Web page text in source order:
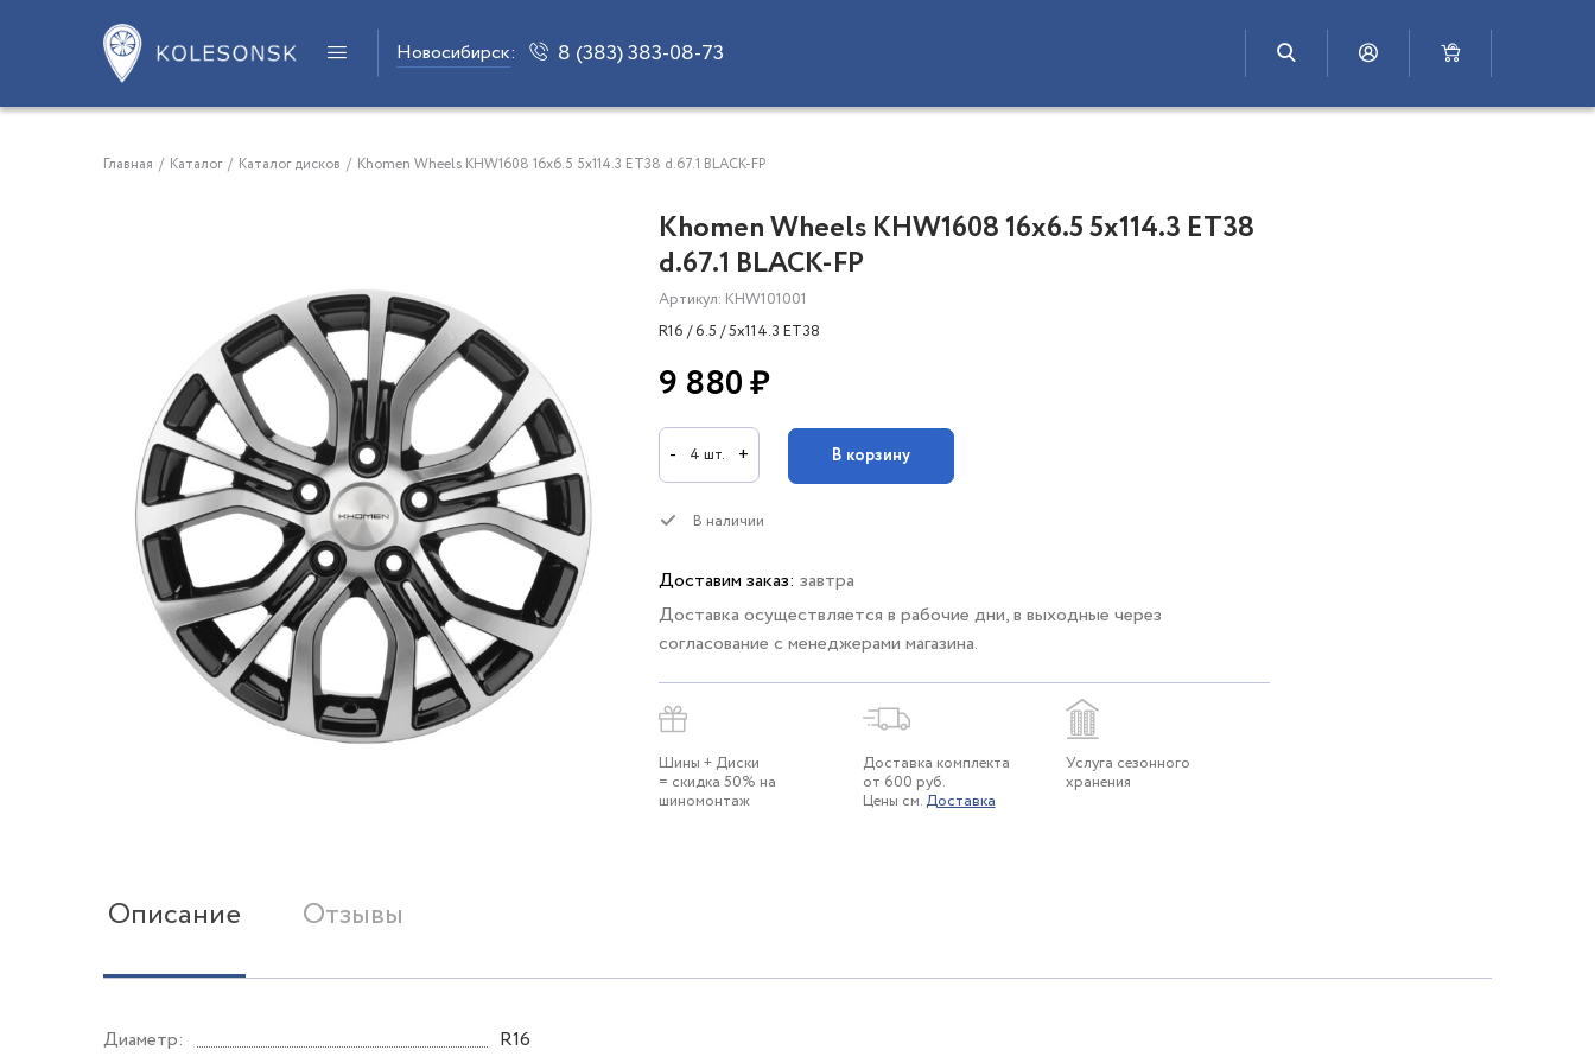
Новосибирск: 8 (383) 383-08-73
Главная / Каталог / Каталог дисков / Khomen Wheels KHW1608 16x6.5 5x114.3 ET38 d.67.1 BLACK-FP
Khomen Wheels KHW1608 16x6.5 5x114.3 ET38
d.67.1 BLACK-FP
Артикул: KHW101001
R16 / 6.5 / 5x114.3 ET38
9 880 ₽
- 4 шт. + В корзину
В наличии
Доставим заказ: завтра
Доставка осуществляется в рабочие дни, в выходные через
согласование с менеджерами магазина.
Шины + Диски
= скидка 50% на
шиномонтаж
Доставка комплекта
от 600 руб.
Цены см.Доставка
Услуга сезонного
хранения
Описание Отзывы
Диаметр:
R16